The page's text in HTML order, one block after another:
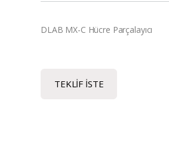
DLAB MX-C Hücre Parçalayıcı
TEKLIF İSTE